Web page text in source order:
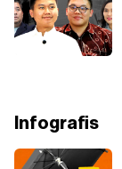
Infografis